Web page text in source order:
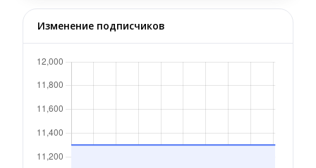
Изменение подписчиков